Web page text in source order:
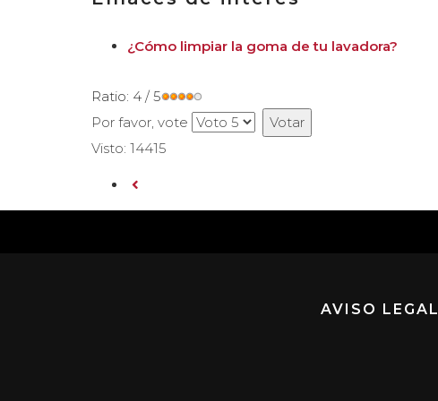
¿Cómo limpiar la goma de tu lavadora?
Ratio: 4 / 5
Por favor, vote
Visto: 14415
AVISO LEGAL